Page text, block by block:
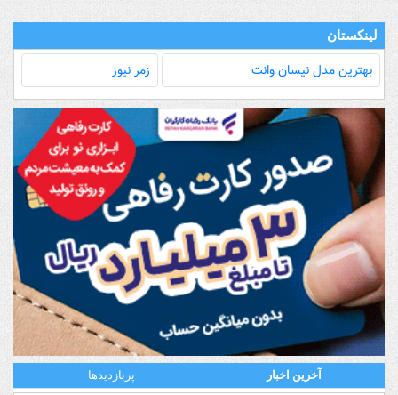
لینکستان
بهترین مدل‌ نیسان وانت زمر نیوز
آخرین اخبار پربازدیدها